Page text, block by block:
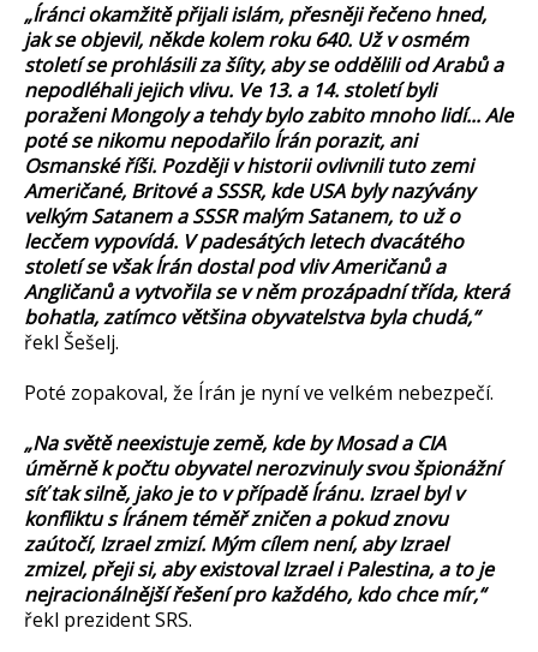
„Íránci okamžitě přijali islám, přesněji řečeno hned,
jak se objevil, někde kolem roku 640. Už v osmém
století se prohlásili za šíity, aby se oddělili od Arabů a
nepodléhali jejich vlivu. Ve 13. a 14. století byli
poraženi Mongoly a tehdy bylo zabito mnoho lidí... Ale
poté se nikomu nepodařilo Írán porazit, ani
Osmanské říši. Později v historii ovlivnili tuto zemi
Američané, Britové a SSSR, kde USA byly nazývány
velkým Satanem a SSSR malým Satanem, to už o
lecčem vypovídá. V padesátých letech dvacátého
století se však Írán dostal pod vliv Američanů a
Angličanů a vytvořila se v něm prozápadní třída, která
bohatla, zatímco většina obyvatelstva byla chudá,“
řekl Šešelj.
Poté zopakoval, že Írán je nyní ve velkém nebezpečí.
„Na světě neexistuje země, kde by Mosad a CIA
úměrně k počtu obyvatel nerozvinuly svou špionážní
síť tak silně, jako je to v případě Íránu. Izrael byl v
konfliktu s Íránem téměř zničen a pokud znovu
zaútočí, Izrael zmizí. Mým cílem není, aby Izrael
zmizel, přeji si, aby existoval Izrael i Palestina, a to je
nejracionálnější řešení pro každého, kdo chce mír,“
řekl prezident SRS.